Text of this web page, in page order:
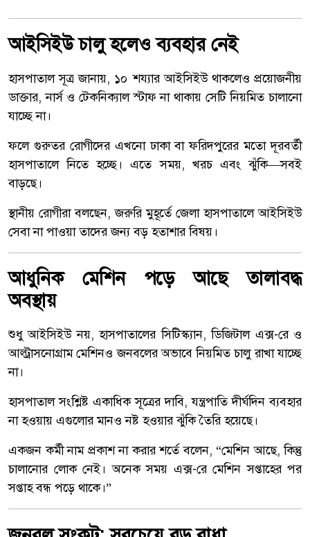
আইসিইউ চালু হলেও ব্যবহার নেই
হাসপাতাল সূত্র জানায়, ১০ শয্যার আইসিইউ থাকলেও প্রয়োজনীয়
ডাক্তার, নার্স ও টেকনিক্যাল স্টাফ না থাকায় সেটি নিয়মিত চালানো
যাচ্ছে না।
ফলে গুরুতর রোগীদের এখনো ঢাকা বা ফরিদপুরের মতো দূরবর্তী
হাসপাতালে নিতে হচ্ছে। এতে সময়, খরচ এবং ঝুঁকি—সবই
বাড়ছে।
স্থানীয় রোগীরা বলছেন, জরুরি মুহূর্তে জেলা হাসপাতালে আইসিইউ
সেবা না পাওয়া তাদের জন্য বড় হতাশার বিষয়।
আধুনিক মেশিন পড়ে আছে তালাবদ্ধ
অবস্থায়
শুধু আইসিইউ নয়, হাসপাতালের সিটিস্ক্যান, ডিজিটাল এক্স-রে ও
আল্ট্রাসনোগ্রাম মেশিনও জনবলের অভাবে নিয়মিত চালু রাখা যাচ্ছে
না।
হাসপাতাল সংশ্লিষ্ট একাধিক সূত্রের দাবি, যন্ত্রপাতি দীর্ঘদিন ব্যবহার
না হওয়ায় এগুলোর মানও নষ্ট হওয়ার ঝুঁকি তৈরি হয়েছে।
একজন কর্মী নাম প্রকাশ না করার শর্তে বলেন, “মেশিন আছে, কিন্তু
চালানোর লোক নেই। অনেক সময় এক্স-রে মেশিন সপ্তাহের পর
সপ্তাহ বন্ধ পড়ে থাকে।”